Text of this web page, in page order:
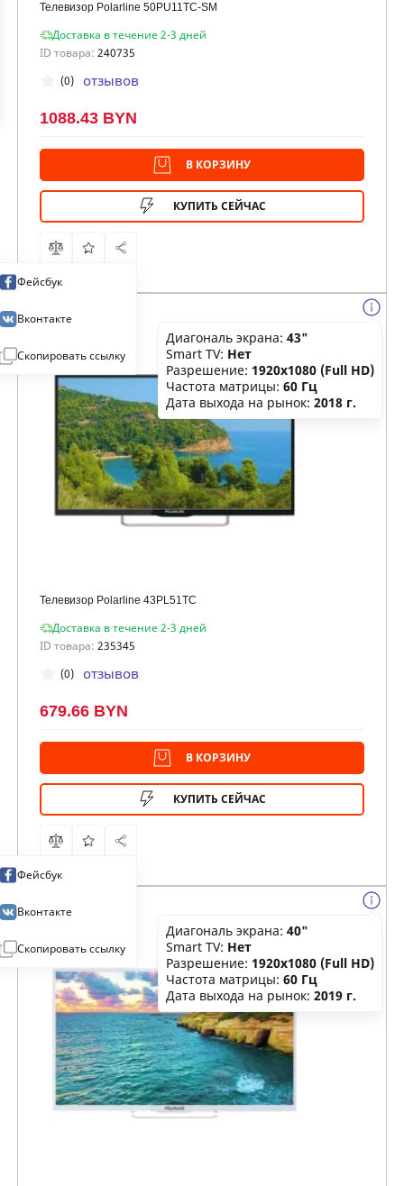
Телевизор Polarline 50PU11TC-SM
Доставка в течение 2-3 дней
ID товара: 240735
(0) отзывов
1088.43 BYN
В КОРЗИНУ
КУПИТЬ СЕЙЧАС
Фейсбук
Вконтакте
Скопировать ссылку
Телевизор Polarline 43PL51TC
Доставка в течение 2-3 дней
ID товара: 235345
Диагональ экрана: 43"
Smart TV: Нет
Разрешение: 1920x1080 (Full HD)
Частота матрицы: 60 Гц
Дата выхода на рынок: 2018 г.
(0) отзывов
679.66 BYN
В КОРЗИНУ
КУПИТЬ СЕЙЧАС
Фейсбук
Вконтакте
Скопировать ссылку
Диагональ экрана: 40"
Smart TV: Нет
Разрешение: 1920x1080 (Full HD)
Частота матрицы: 60 Гц
Дата выхода на рынок: 2019 г.